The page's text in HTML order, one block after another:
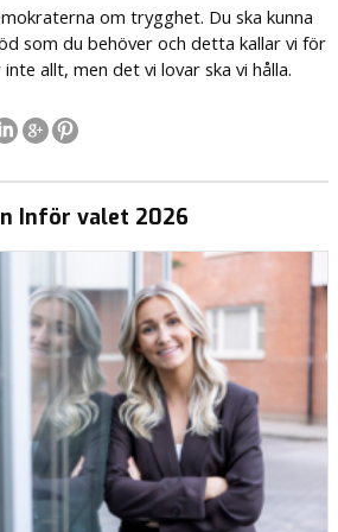
om trygghet. Du ska kunna
som du behöver och detta kallar vi för
allt, men det vi lovar ska vi hålla.
Inför valet 2026